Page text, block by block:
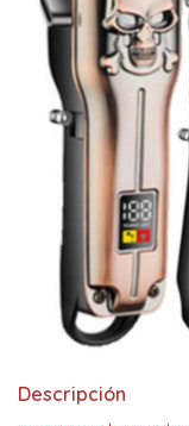
Descripción